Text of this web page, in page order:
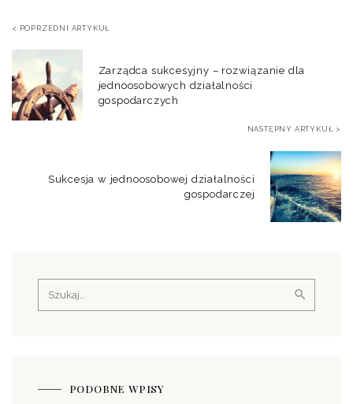
< POPRZEDNI ARTYKUŁ
Zarządca sukcesyjny – rozwiązanie dla
jednoosobowych działalności
gospodarczych
NASTĘPNY ARTYKUŁ >
Sukcesja w jednoosobowej działalności
gospodarczej
PODOBNE WPISY